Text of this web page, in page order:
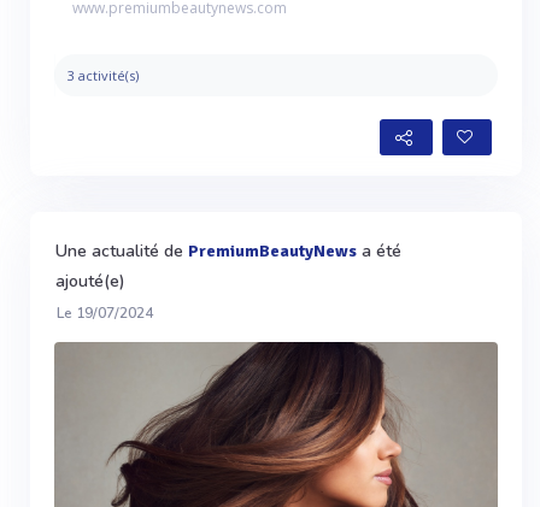
www.premiumbeautynews.com
3 activité(s)
Une actualité de PremiumBeautyNews a été
ajouté(e)
Le 19/07/2024